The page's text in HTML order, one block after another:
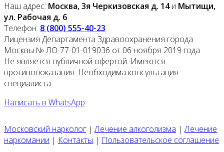
Наш адрес: Москва, 3я Черкизовская д. 14и Мытищи,
ул. Рабочая д. 6
Телефон: 8 (800) 555-40-23
Лицензия Департамента Здравоохранения города
Москвы № ЛО-77-01-019036 от 06 ноября 2019 года
Не является публичной офертой. Имеются
противопоказания. Необходима консультация
специалиста.
Написать в WhatsApp
Московский нарколог |Лечение алкоголизма |Лечение
наркомании | Контакты | Пользовательское соглашение